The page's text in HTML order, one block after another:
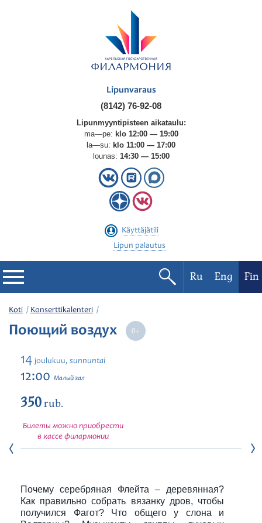
Lipunvaraus
(8142) 76-92-08
Lipunmyyntipisteen aikataulu:
ma—pe: klo 12:00 — 19:00
la—su: klo 11:00 — 17:00
lounas: 14:30 — 15:00
Käyttäjätili
Lipun palautus
Filharmonia
Konserttikalenteri
Festivaalit
Ru Eng Fin
Koti Konserttikalenteri
Поющий воздух
14 joulukuu, sunnuntai
12:00 Малый зал
350rub.
Билеты можно приобрести
в кассе филармонии
Почему серебряная Флейта – деревянная?
Как правильно собрать вязанку дров, чтобы
получился Фагот? Что общего у слона и